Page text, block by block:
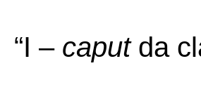
“I – caputda